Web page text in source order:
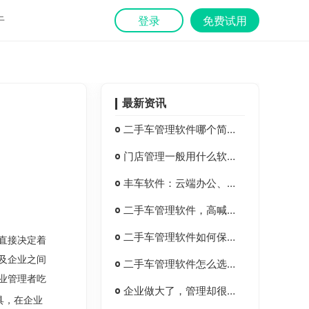
登录 免费试用
接决定着
企业之间
管理者吃
，在企业
最新资讯
二手车管理软件哪个简单好用？没看过这款先别买
门店管理一般用什么软件？有哪些？
丰车软件：云端办公、移动办公助力企业复工复产
二手车管理软件，高喊降本增效不如用它更可靠
二手车管理软件如何保障数据安全？其实很简单
二手车管理软件怎么选才好？功能重要，服务更重要
企业做大了，管理却很混乱？二手车管理软件来帮你